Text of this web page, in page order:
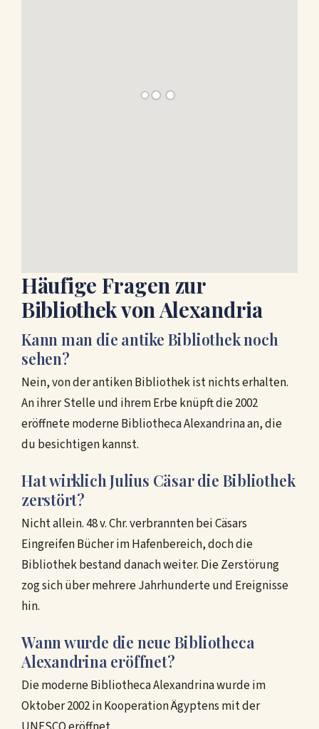
Häufige Fragen zur
Bibliothek von Alexandria
Kann man die antike Bibliothek noch
sehen?
Nein, von der antiken Bibliothek ist nichts erhalten.
An ihrer Stelle und ihrem Erbe knüpft die 2002
eröffnete moderne Bibliotheca Alexandrina an, die
du besichtigen kannst.
Hat wirklich Julius Cäsar die Bibliothek
zerstört?
Nicht allein. 48 v. Chr. verbrannten bei Cäsars
Eingreifen Bücher im Hafenbereich, doch die
Bibliothek bestand danach weiter. Die Zerstörung
zog sich über mehrere Jahrhunderte und Ereignisse
hin.
Wann wurde die neue Bibliotheca
Alexandrina eröffnet?
Die moderne Bibliotheca Alexandrina wurde im
Oktober 2002 in Kooperation Ägyptens mit der